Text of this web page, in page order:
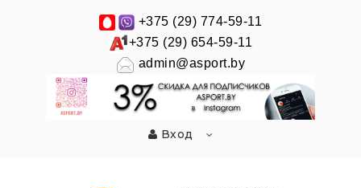
+375 (29) 774-59-11
+375 (29) 654-59-11
admin@asport.by
Вход